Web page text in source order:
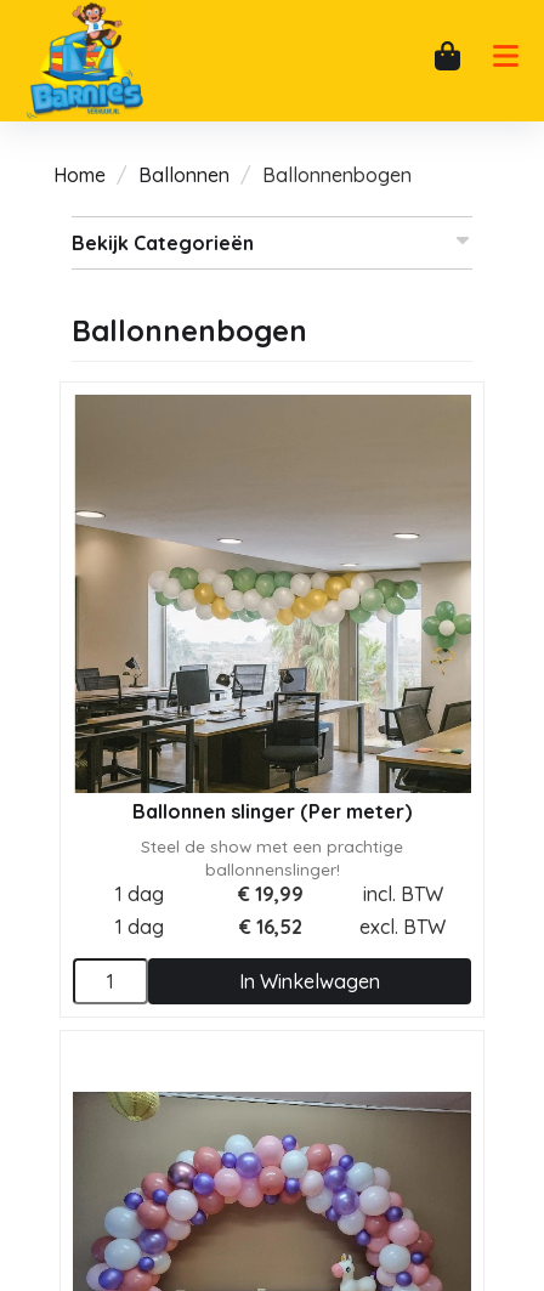
Home Ballonnen Ballonnenbogen
Bekijk Categorieën
Ballonnenbogen
Ballonnen slinger (Per meter)
Steel de show met een prachtige
ballonnenslinger!
1 dag € 19,99
incl. BTW
1 dag
€ 16,52 excl. BTW
In Winkelwagen